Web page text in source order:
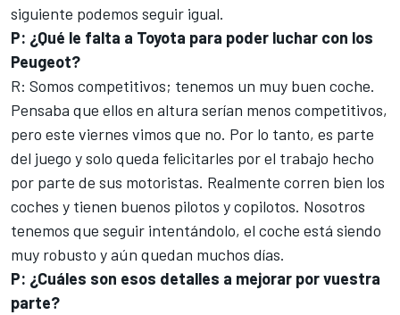
siguiente podemos seguir igual.
P: ¿Qué le falta a Toyota para poder luchar con los
Peugeot?
R: Somos competitivos; tenemos un muy buen coche.
Pensaba que ellos en altura serían menos competitivos,
pero este viernes vimos que no. Por lo tanto, es parte
del juego y solo queda felicitarles por el trabajo hecho
por parte de sus motoristas. Realmente corren bien los
coches y tienen buenos pilotos y copilotos. Nosotros
tenemos que seguir intentándolo, el coche está siendo
muy robusto y aún quedan muchos días.
P: ¿Cuáles son esos detalles a mejorar por vuestra
parte?